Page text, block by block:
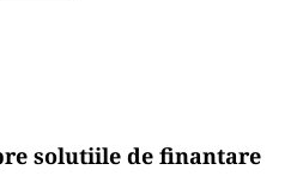
solutiile de finantare